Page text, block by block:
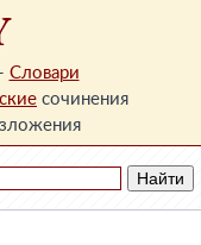
- Словари
сочинения